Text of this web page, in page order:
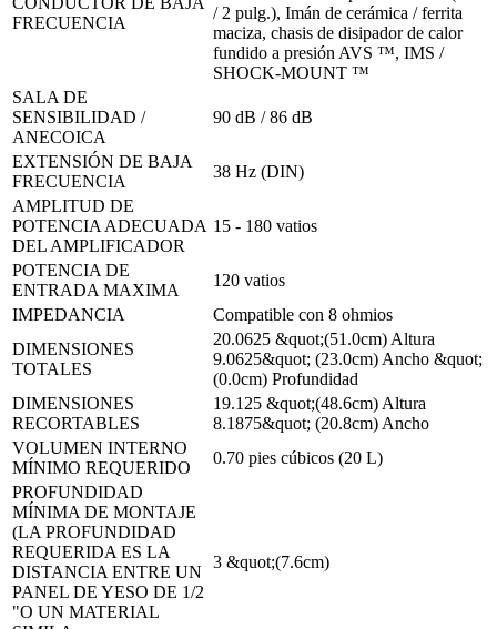
FRECUENCIA
/ 2 pulg.), Imán de cerámica / ferrita
maciza, chasis de disipador de calor
fundido a presión AVS ™, IMS /
SHOCK-MOUNT ™
SALA DE
SENSIBILIDAD /
ANECOICA
90 dB / 86 dB
EXTENSIÓN DE BAJA
FRECUENCIA
38 Hz (DIN)
AMPLITUD DE
POTENCIA ADECUADA
DEL AMPLIFICADOR
15 - 180 vatios
POTENCIA DE
ENTRADA MAXIMA
120 vatios
IMPEDANCIA
Compatible con 8 ohmios
DIMENSIONES
TOTALES
20.0625 &quot;(51.0cm) Altura
9.0625&quot; (23.0cm) Ancho &quot;
(0.0cm) Profundidad
DIMENSIONES
RECORTABLES
19.125 &quot;(48.6cm) Altura
8.1875&quot; (20.8cm) Ancho
VOLUMEN INTERNO
MÍNIMO REQUERIDO
0.70 pies cúbicos (20 L)
PROFUNDIDAD
MÍNIMA DE MONTAJE
(LA PROFUNDIDAD
REQUERIDA ES LA
DISTANCIA ENTRE UN
PANEL DE YESO DE 1/2
"O UN MATERIAL
3 &quot;(7.6cm)